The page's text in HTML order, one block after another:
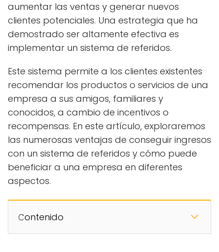
aumentar las ventas y generar nuevos
clientes potenciales. Una estrategia que ha
demostrado ser altamente efectiva es
implementar un sistema de referidos.
Este sistema permite a los clientes existentes
recomendar los productos o servicios de una
empresa a sus amigos, familiares y
conocidos, a cambio de incentivos o
recompensas. En este artículo, exploraremos
las numerosas ventajas de conseguir ingresos
con un sistema de referidos y cómo puede
beneficiar a una empresa en diferentes
aspectos.
𝙲ontenido